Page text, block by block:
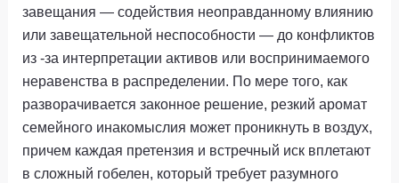
завещания — содействия неоправданному влиянию
или завещательной неспособности — до конфликтов
из -за интерпретации активов или воспринимаемого
неравенства в распределении. По мере того, как
разворачивается законное решение, резкий аромат
семейного инакомыслия может проникнуть в воздух,
причем каждая претензия и встречный иск вплетают
в сложный гобелен, который требует разумного